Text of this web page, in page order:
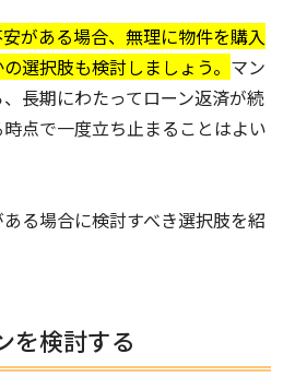
がある場合、無理に物件を購入
選択肢も検討しましょう。 マン
長期にわたってローン返済が続
点で一度立ち止まることはよい
る場合に検討すべき選択肢を紹
を検討する